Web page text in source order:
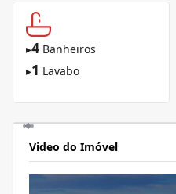
▸4 Banheiros
▸1 Lavabo
Video do Imóvel